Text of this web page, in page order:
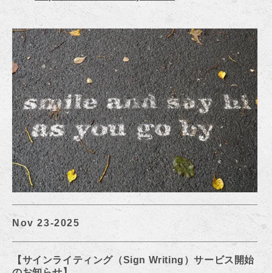
Nov 23-2025
【サインライティング（Sign Writing）サービス開始